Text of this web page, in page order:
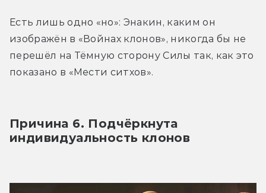
Есть лишь одно «но»: Энакин, каким он
изображён в «Войнах клонов», никогда бы не
перешёл на Тёмную сторону Силы так, как это
показано в «Мести ситхов».
Причина 6. Подчёркнута
индивидуальность клонов